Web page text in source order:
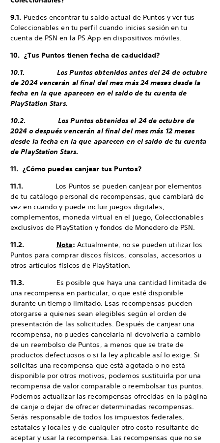
9.1. Puedes encontrar tu saldo actual de Puntos y ver tus
Coleccionables en tu perfil cuando inicies sesión en tu
cuenta de PSN en la PS App en dispositivos móviles.
10. ¿Tus Puntos tienen fecha de caducidad?
10.1. Los Puntos obtenidos antes del 24 de octubre
de 2024 vencerán al final del mes más 24 meses desde la
fecha en la que aparecen en el saldo de tu cuenta de
PlayStation Stars.
10.2. Los Puntos obtenidos el 24 de octubre de
2024 o después vencerán al final del mes más 12 meses
desde la fecha en la que aparecen en el saldo de tu cuenta
de PlayStation Stars.
11. ¿Cómo puedes canjear tus Puntos?
11.1. Los Puntos se pueden canjear por elementos
de tu catálogo personal de recompensas, que cambiará de
vez en cuando y puede incluir juegos digitales,
complementos, moneda virtual en el juego, Coleccionables
exclusivos de PlayStation y fondos de Monedero de PSN.
11.2. Nota: Actualmente, no se pueden utilizar los
Puntos para comprar discos físicos, consolas, accesorios u
otros artículos físicos de PlayStation.
11.3. Es posible que haya una cantidad limitada de
una recompensa en particular, o que esté disponible
durante un tiempo limitado. Esas recompensas pueden
otorgarse a quienes sean elegibles según el orden de
presentación de las solicitudes. Después de canjear una
recompensa, no puedes cancelarla ni devolverla a cambio
de un reembolso de Puntos, a menos que se trate de
productos defectuosos o si la ley aplicable así lo exige. Si
solicitas una recompensa que está agotada o no está
disponible por otros motivos, podemos sustituirla por una
recompensa de valor comparable o reembolsar tus puntos.
Podemos actualizar las recompensas ofrecidas en la página
de canje o dejar de ofrecer determinadas recompensas.
Serás responsable de todos los impuestos federales,
estatales y locales y de cualquier otro costo resultante de
aceptar y usar la recompensa. Las recompensas que no se